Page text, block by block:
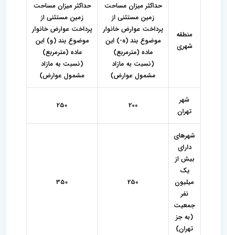
منطقه
شهری
حداکثر میزان مساحت
زمین مستثنی از
پرداخت عوارض خانوار
موضوع بند (ه-) این
ماده (مترمربع)
(نسبت به مازاد
مشمول عوارض)
حداکثر میزان مساحت
زمین مستثنی از
پرداخت عوارض خانوار
موضوع بند (و) این
ماده (مترمربع)
(نسبت به مازاد
مشمول عوارض)
شهر
تهران
200
250
شهرهای
دارای
بیش از
یک
میلیون
نفر
جمعیت
(به جز
تهران)
250
350